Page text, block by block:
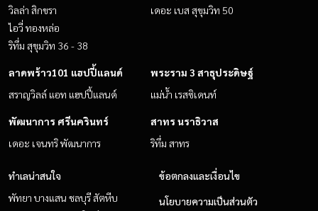
วิลล่า สิกขรา
ไอวี่ ทองหล่อ
ริทึ่ม สุขุมวิท 36 - 38
เดอะ เบส สุขุมวิท 50
ลาดพร้าว101 แฮปปี้แลนด์
สราญวิลล์ แอท แฮปปี้แลนด์
พระราม 3 สาธุประดิษฐ์
แม่น้ำ เรสซิเดนท์
พัฒนาการ ศรีนครินทร์
เดอะ เจนทริ พัฒนาการ
สาทร นราธิวาส
ริทึ่ม สาทร
ทำเลน่าสนใจ
พัทยา บางแสน ชลบุรี สัตหีบ
ข้อตกลงและเงื่อนไข
นโยบายความเป็นส่วนตัว